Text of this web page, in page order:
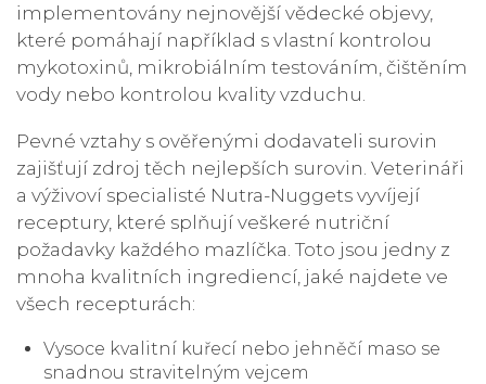
implementovány nejnovější vědecké objevy,
které pomáhají například s vlastní kontrolou
mykotoxinů, mikrobiálním testováním, čištěním
vody nebo kontrolou kvality vzduchu.
Pevné vztahy s ověřenými dodavateli surovin
zajišťují zdroj těch nejlepších surovin. Veterináři
a výživoví specialisté Nutra-Nuggets vyvíjejí
receptury, které splňují veškeré nutriční
požadavky každého mazlíčka. Toto jsou jedny z
mnoha kvalitních ingrediencí, jaké najdete ve
všech recepturách:
Vysoce kvalitní kuřecí nebo jehněčí maso se
snadnou stravitelným vejcem